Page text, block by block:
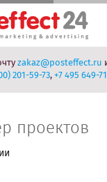
zakaz@posteffect.ru
201-59-73,+7 495 649-
проектов